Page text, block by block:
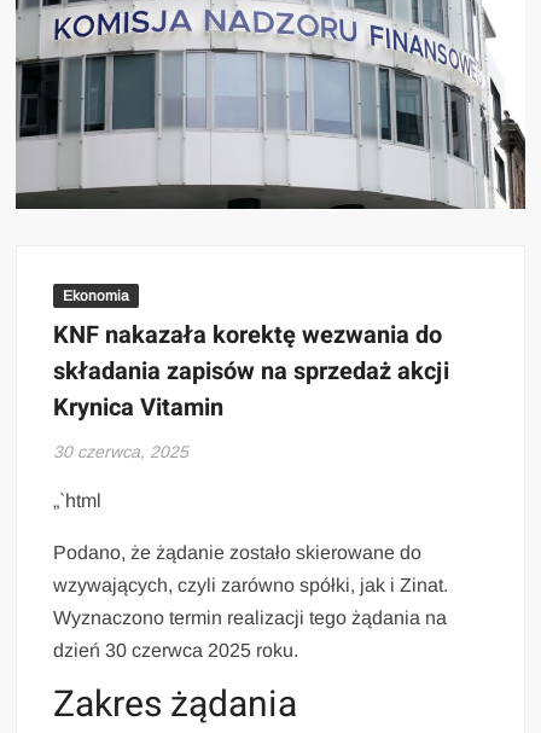
Ekonomia
KNF nakazała korektę wezwania do
składania zapisów na sprzedaż akcji
Krynica Vitamin
30 czerwca, 2025
„`html
Podano, że żądanie zostało skierowane do
wzywających, czyli zarówno spółki, jak i Zinat.
Wyznaczono termin realizacji tego żądania na
dzień 30 czerwca 2025 roku.
Zakres żądania